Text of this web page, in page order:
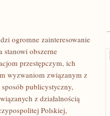
ogromne zainteresowanie
stanowi obszerne
przestępczym, ich
wyzwaniom związanym z
publicystyczny,
z działalnością
Polskiej,